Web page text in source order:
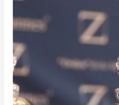
Kulturpreis
2024:
Ein
Comeback
der
besonderen